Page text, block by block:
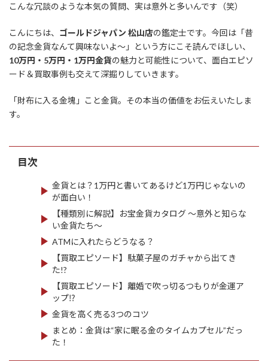
こんな冗談のような本気の質問、実は意外と多いんです（笑）
こんにちは、 ゴールドジャパン 松山店の鑑定士です。今回は「昔
の記念金貨なんて興味ないよ〜」という方にこそ読んでほしい、
10万円・5万円・1万円金貨の魅力と可能性について、面白エピソ
ード＆買取事例も交えて深掘りしていきます。
「財布に入る金塊」こと金貨。その本当の価値をお伝えいたしま
す。
目次
金貨とは？1万円と書いてあるけど1万円じゃないの
が面白い！
【種類別に解説】お宝金貨カタログ ～意外と知らな
い金貨たち～
ATMに入れたらどうなる？
【買取エピソード】駄菓子屋のガチャから出てき
た!?
【買取エピソード】離婚で吹っ切るつもりが金運ア
ップ⁉
金貨を高く売る3つのコツ
まとめ：金貨は“家に眠る金のタイムカプセル”だっ
た！